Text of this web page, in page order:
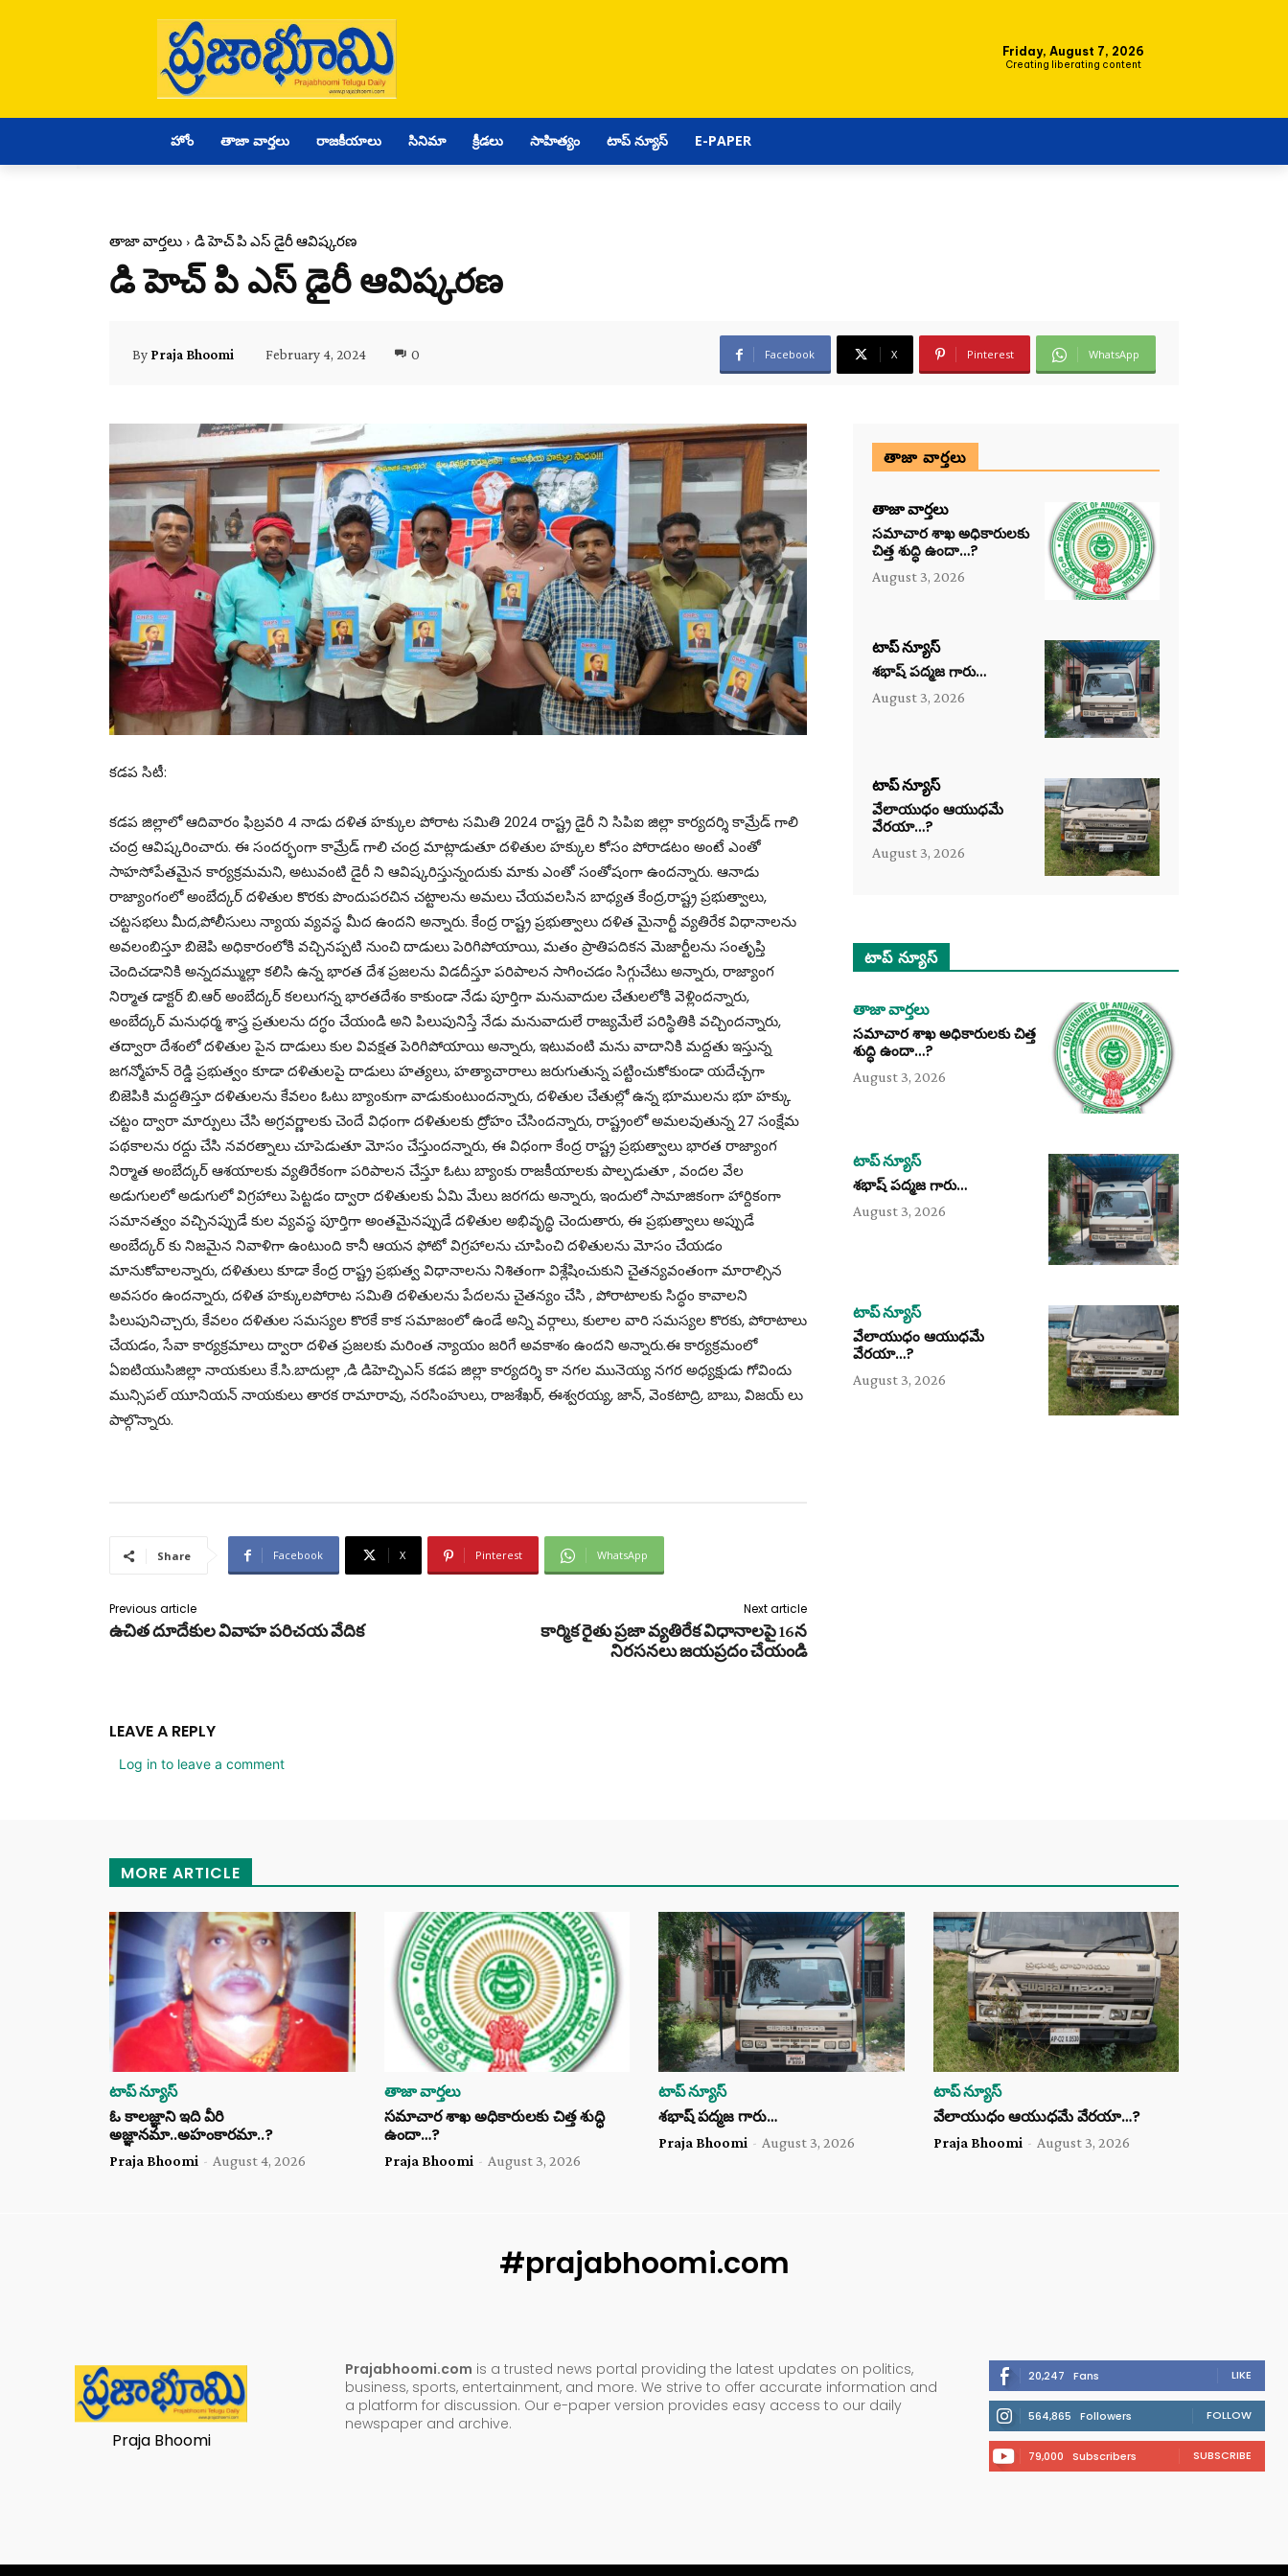
Friday, August 7, 2026
Creating liberating content
హోం తాజా వార్తలు రాజకీయాలు సినిమా క్రీడలు సాహిత్యం టాప్ న్యూస్ E-PAPER
తాజా వార్తలు డి హెచ్ పి ఎస్ డైరీ ఆవిష్కరణ
డి హెచ్ పి ఎస్ డైరీ ఆవిష్కరణ
By Praja Bhoomi February 4, 2024 0 Facebook X Pinterest WhatsApp
కడప సిటీ:
కడప జిల్లాలో ఆదివారం ఫిబ్రవరి 4 నాడు దళిత హక్కుల పోరాట సమితి 2024 రాష్ట్ర డైరీ ని సిపిఐ జిల్లా కార్యదర్శి కామ్రేడ్ గాలి
చంద్ర ఆవిష్కరించారు. ఈ సందర్భంగా కామ్రేడ్ గాలి చంద్ర మాట్లాడుతూ దళితుల హక్కుల కోసం పోరాడటం అంటే ఎంతో
సాహసోపేతమైన కార్యక్రమమని, అటువంటి డైరీ ని ఆవిష్కరిస్తున్నందుకు మాకు ఎంతో సంతోషంగా ఉందన్నారు. ఆనాడు
రాజ్యాంగంలో అంబేద్కర్ దళితుల కొరకు పొందుపరచిన చట్టాలను అమలు చేయవలసిన బాధ్యత కేంద్ర,రాష్ట్ర ప్రభుత్వాలు,
చట్టసభలు మీద,పోలీసులు న్యాయ వ్యవస్థ మీద ఉందని అన్నారు. కేంద్ర రాష్ట్ర ప్రభుత్వాలు దళిత మైనార్టీ వ్యతిరేక విధానాలను
అవలంబిస్తూ బిజెపి అధికారంలోకి వచ్చినప్పటి నుంచి దాడులు పెరిగిపోయాయి, మతం ప్రాతిపదికన మెజార్టీలను సంతృప్తి
చెందిచడానికి అన్నదమ్ముల్లా కలిసి ఉన్న భారత దేశ ప్రజలను విడదీస్తూ పరిపాలన సాగించడం సిగ్గుచేటు అన్నారు, రాజ్యాంగ
నిర్మాత డాక్టర్ బి.ఆర్ అంబేద్కర్ కలలుగన్న భారతదేశం కాకుండా నేడు పూర్తిగా మనువాదుల చేతులలోకి వెళ్లిందన్నారు,
అంబేద్కర్ మనుధర్మ శాస్త్ర ప్రతులను దగ్ధం చేయండి అని పిలుపునిస్తే నేడు మనువాదులే రాజ్యమేలే పరిస్థితికి వచ్చిందన్నారు,
తద్వారా దేశంలో దళితుల పైన దాడులు కుల వివక్షత పెరిగిపోయాయి అన్నారు, ఇటువంటి మను వాదానికి మద్దతు ఇస్తున్న
జగన్మోహన్ రెడ్డి ప్రభుత్వం కూడా దళితులపై దాడులు హత్యలు, హత్యాచారాలు జరుగుతున్న పట్టించుకోకుండా యదేచ్చగా
బిజెపికి మద్దతిస్తూ దళితులను కేవలం ఓటు బ్యాంకుగా వాడుకుంటుందన్నారు, దళితుల చేతుల్లో ఉన్న భూములను భూ హక్కు
చట్టం ద్వారా మార్పులు చేసి అగ్రవర్ణాలకు చెందే విధంగా దళితులకు ద్రోహం చేసిందన్నారు, రాష్ట్రంలో అమలవుతున్న 27 సంక్షేమ
పథకాలను రద్దు చేసి నవరత్నాలు చూపెడుతూ మోసం చేస్తుందన్నారు, ఈ విధంగా కేంద్ర రాష్ట్ర ప్రభుత్వాలు భారత రాజ్యాంగ
నిర్మాత అంబేద్కర్ ఆశయాలకు వ్యతిరేకంగా పరిపాలన చేస్తూ ఓటు బ్యాంకు రాజకీయాలకు పాల్పడుతూ , వందల వేల
అడుగులలో అడుగులో విగ్రహాలు పెట్టడం ద్వారా దళితులకు ఏమి మేలు జరగదు అన్నారు, ఇందులో సామాజికంగా హార్దికంగా
సమానత్వం వచ్చినప్పుడే కుల వ్యవస్థ పూర్తిగా అంతమైనప్పుడే దళితుల అభివృద్ధి చెందుతారు, ఈ ప్రభుత్వాలు అప్పుడే
అంబేద్కర్ కు నిజమైన నివాళిగా ఉంటుంది కానీ ఆయన ఫోటో విగ్రహాలను చూపించి దళితులను మోసం చేయడం
మానుకోవాలన్నారు, దళితులు కూడా కేంద్ర రాష్ట్ర ప్రభుత్వ విధానాలను నిశితంగా విశ్లేషించుకుని చైతన్యవంతంగా మారాల్సిన
అవసరం ఉందన్నారు, దళిత హక్కులపోరాట సమితి దళితులను పేదలను చైతన్యం చేసి , పోరాటాలకు సిద్ధం కావాలని
పిలుపునిచ్చారు, కేవలం దళితుల సమస్యల కొరకే కాక సమాజంలో ఉండే అన్ని వర్గాలు, కులాల వారి సమస్యల కొరకు, పోరాటాలు
చేయడం, సేవా కార్యక్రమాలు ద్వారా దళిత ప్రజలకు మరింత న్యాయం జరిగే అవకాశం ఉందని అన్నారు.ఈ కార్యక్రమంలో
ఏఐటియుసిజిల్లా నాయకులు కే.సి.బాదుల్లా ,డి డిహెచ్పిఎస్ కడప జిల్లా కార్యదర్శి కా నగల మునెయ్య నగర అధ్యక్షుడు గోవిందు
మున్సిపల్ యూనియన్ నాయకులు తారక రామారావు, నరసింహులు, రాజశేఖర్, ఈశ్వరయ్య, జాన్, వెంకటాద్రి, బాబు, విజయ్ లు
పాల్గొన్నారు.
Share Facebook X Pinterest WhatsApp
Previous article
ఉచిత దూదేకుల వివాహ పరిచయ వేదిక
Next article
కార్మిక రైతు ప్రజా వ్యతిరేక విధానాలపై 16న
నిరసనలు జయప్రదం చేయండి
LEAVE A REPLY
Log in to leave a comment
తాజా వార్తలు
తాజా వార్తలు
సమాచార శాఖ అధికారులకు
చిత్త శుద్ధి ఉందా…?
August 3, 2026
టాప్ న్యూస్
శభాష్ పద్మజ గారు…
August 3, 2026
టాప్ న్యూస్
వేలాయుధం ఆయుధమే
వేరయా…?
August 3, 2026
టాప్ న్యూస్
తాజా వార్తలు
సమాచార శాఖ అధికారులకు చిత్త
శుద్ధి ఉందా…?
August 3, 2026
టాప్ న్యూస్
శభాష్ పద్మజ గారు…
August 3, 2026
టాప్ న్యూస్
వేలాయుధం ఆయుధమే
వేరయా…?
August 3, 2026
MORE ARTICLE
టాప్ న్యూస్
ఓ కాలజ్ఞాని ఇది వీరి
అజ్ఞానమా..అహంకారమా..?
Praja Bhoomi - August 4, 2026
తాజా వార్తలు
సమాచార శాఖ అధికారులకు చిత్త శుద్ధి
ఉందా…?
Praja Bhoomi - August 3, 2026
టాప్ న్యూస్
శభాష్ పద్మజ గారు…
Praja Bhoomi - August 3, 2026
టాప్ న్యూస్
వేలాయుధం ఆయుధమే వేరయా…?
Praja Bhoomi - August 3, 2026
#prajabhoomi.com
Praja Bhoomi
Prajabhoomi.com is a trusted news portal providing the latest updates on politics,
business, sports, entertainment, and more. We strive to offer accurate information and
a platform for discussion. Our e-paper version provides easy access to our daily
newspaper and archive.
20,247 Fans LIKE
564,865 Followers FOLLOW
79,000 Subscribers SUBSCRIBE